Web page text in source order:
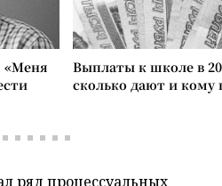
«Меня
Выплаты к школе в
сколько дают и
ряд процессуальных